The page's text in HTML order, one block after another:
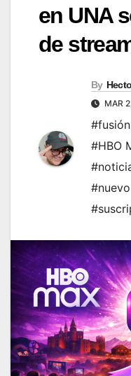
en UNA
de
By
MAR
#HBO